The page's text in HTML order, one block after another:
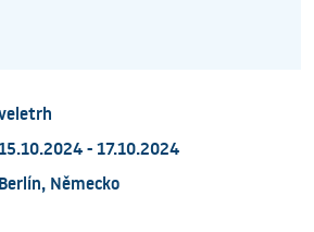
- 17.10.2024
Berlín, Německo